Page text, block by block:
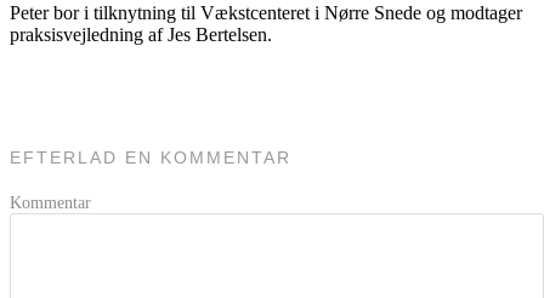
Peter bor i tilknytning til Vækstcenteret i Nørre Snede og modtager
praksisvejledning af Jes Bertelsen.
EFTERLAD EN KOMMENTAR
Kommentar